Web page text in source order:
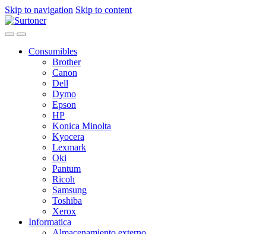
Skip to navigation Skip to content
Consumibles
Brother
Canon
Dell
Dymo
Epson
HP
Konica Minolta
Kyocera
Lexmark
Oki
Pantum
Ricoh
Samsung
Toshiba
Xerox
Informatica